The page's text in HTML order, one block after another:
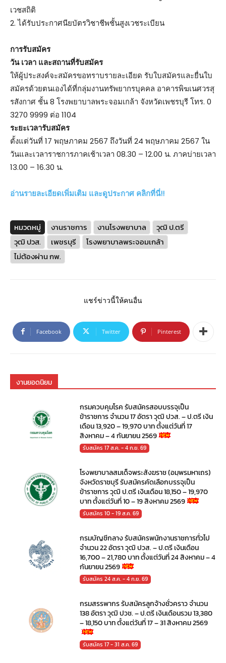
เวชสถิติ
2. ได้รับประกาศนียบัตรวิชาชีพชั้นสูงเวชระเบียน
การรับสมัคร
วัน เวลา และสถานที่รับสมัคร
ให้ผู้ประสงค์จะสมัครขอทราบรายละเอียด รับใบสมัครและยื่นใบ
สมัครด้วยตนเองได้ที่กลุ่มงานทรัพยากรบุคคล อาคารพิฆเนศวรสุ
รสังกาศ ชั้น 8 โรงพยาบาลพระจอมเกล้า จังหวัดเพชรบุรี โทร. 0
3270 9999 ต่อ 1104
ระยะเวลารับสมัคร
ตั้งแต่วันที่ 17 พฤษภาคม 2567 ถึงวันที่ 24 พฤษภาคม 2567 ใน
วันและเวลาราชการภาคเช้าเวลา 08.30 – 12.00 น. ภาคบ่ายเวลา
13.00 – 16.30 น.
อ่านรายละเอียดเพิ่มเติม และดูประกาศ คลิกที่นี่!!
หมวดหมู่ งานราชการ งานโรงพยาบาล
วุฒิ ป.ตรี
วุฒิ ปวส.
เพชรบุรี
โรงพยาบาลพระจอมเกล้า
ไม่ต้องผ่าน กพ.
แชร์ข่าวนี้ให้คนอื่น
Facebook Twitter Pinterest
งานยอดนิยม
กรมควบคุมโรค รับสมัครสอบบรรจุเป็น
ข้าราชการ จำนวน 17 อัตรา วุฒิ ปวส. – ป.ตรี เงิน
เดือน 13,920 – 19,970 บาท ตั้งแต่วันที่ 17
สิงหาคม – 4 กันยายน 2569
รับสมัคร 17 ส.ค. - 4 ก.ย. 69
โรงพยาบาลสมเด็จพระสังฆราช (อมฺพรมหาเถร)
จังหวัดราชบุรี รับสมัครคัดเลือกบรรจุเป็น
ข้าราชการ วุฒิ ป.ตรี เงินเดือน 18,150 – 19,970
บาท ตั้งแต่วันที่ 10 – 19 สิงหาคม 2569
รับสมัคร 10 - 19 ส.ค. 69
กรมบัญชีกลาง รับสมัครพนักงานราชการทั่วไป
จำนวน 22 อัตรา วุฒิ ปวส. – ป.ตรี เงินเดือน
16,700 – 21,780 บาท ตั้งแต่วันที่ 24 สิงหาคม – 4
กันยายน 2569
รับสมัคร 24 ส.ค. - 4 ก.ย. 69
กรมสรรพากร รับสมัครลูกจ้างชั่วคราว จำนวน
138 อัตรา วุฒิ ปวช. – ป.ตรี เงินเดือนรวม 13,380
– 18,150 บาท ตั้งแต่วันที่ 17 – 31 สิงหาคม 2569
รับสมัคร 17 - 31 ส.ค. 69